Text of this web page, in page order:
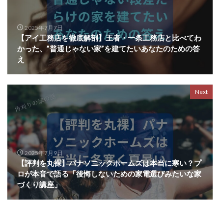
2025年7月7日
【アイ工務店を徹底解剖】王者・一条工務店と比べてわ
かった、”普通じゃない家”を建てたいあなたのための答
え
Next
2025年7月9日
【評判を丸裸】パナソニックホームズは本当に寒い？プ
ロが本音で語る「後悔しないための家電選びみたいな家
づくり講座」